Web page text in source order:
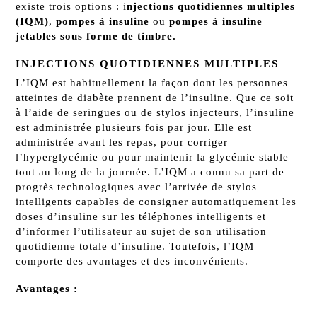
existe trois options : injections quotidiennes multiples
(IQM),pompes à insuline oupompes à insuline
jetables sous forme de timbre.
INJECTIONS QUOTIDIENNES MULTIPLES
L’IQM est habituellement la façon dont les personnes
atteintes de diabète prennent de l’insuline. Que ce soit
à l’aide de seringues ou de stylos injecteurs, l’insuline
est administrée plusieurs fois par jour. Elle est
administrée avant les repas, pour corriger
l’hyperglycémie ou pour maintenir la glycémie stable
tout au long de la journée. L’IQM a connu sa part de
progrès technologiques avec l’arrivée de stylos
intelligents capables de consigner automatiquement les
doses d’insuline sur les téléphones intelligents et
d’informer l’utilisateur au sujet de son utilisation
quotidienne totale d’insuline. Toutefois, l’IQM
comporte des avantages et des inconvénients.
Avantages :